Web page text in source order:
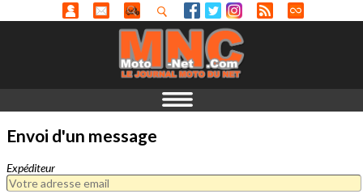
Envoi d'un message
Expéditeur